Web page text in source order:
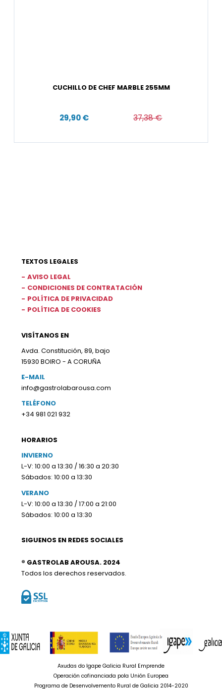
CUCHILLO DE CHEF MARBLE 255MM
29,90 € 37,38 €
TEXTOS LEGALES
AVISO LEGAL
CONDICIONES DE CONTRATACIÓN
POLÍTICA DE PRIVACIDAD
POLÍTICA DE COOKIES
VISÍTANOS EN
Avda. Constitución, 89, bajo
15930 BOIRO - A CORUÑA
E-MAIL
info@gastrolabarousa.com
TELÉFONO
+34 981 021 932
HORARIOS
INVIERNO
L-V: 10:00 a 13:30 / 16:30 a 20:30
Sábados: 10:00 a 13:30
VERANO
L-V: 10:00 a 13:30 / 17:00 a 21:00
Sábados: 10:00 a 13:30
SIGUENOS EN REDES SOCIALES
® GASTROLAB AROUSA. 2024
Todos los derechos reservados.
Axudas do Igape Galicia Rural Emprende
Operación cofinanciada pola Unión Europea
Programa de Desenvolvemento Rural de Galicia 2014-2020